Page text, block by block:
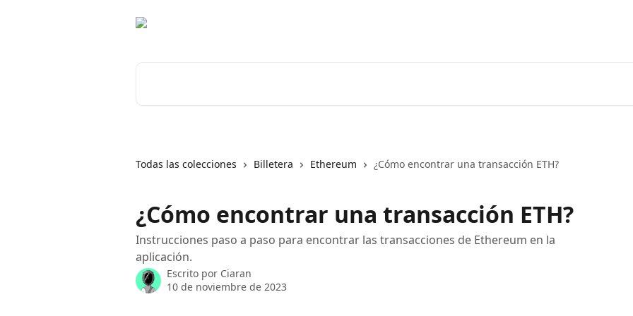
Todas las colecciones Billetera Ethereum ¿Cómo encontrar una transacción ETH?
¿Cómo encontrar una transacción ETH?
Instrucciones paso a paso para encontrar las transacciones de Ethereum en la
aplicación.
Escrito por Ciaran
10 de noviembre de 2023